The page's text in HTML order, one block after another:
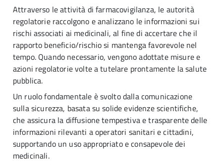
Attraverso le attività di farmacovigilanza, le autorità
regolatorie raccolgono e analizzano le informazioni sui
rischi associati ai medicinali, al fine di accertare che il
rapporto beneficio/rischio si mantenga favorevole nel
tempo. Quando necessario, vengono adottate misure e
azioni regolatorie volte a tutelare prontamente la salute
pubblica.
Un ruolo fondamentale è svolto dalla comunicazione
sulla sicurezza, basata su solide evidenze scientifiche,
che assicura la diffusione tempestiva e trasparente delle
informazioni rilevanti a operatori sanitari e cittadini,
supportando un uso appropriato e consapevole dei
medicinali.